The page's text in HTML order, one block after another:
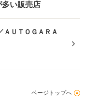
い販売店
ＵＴＯＧＡＲＡ
ページトップへ